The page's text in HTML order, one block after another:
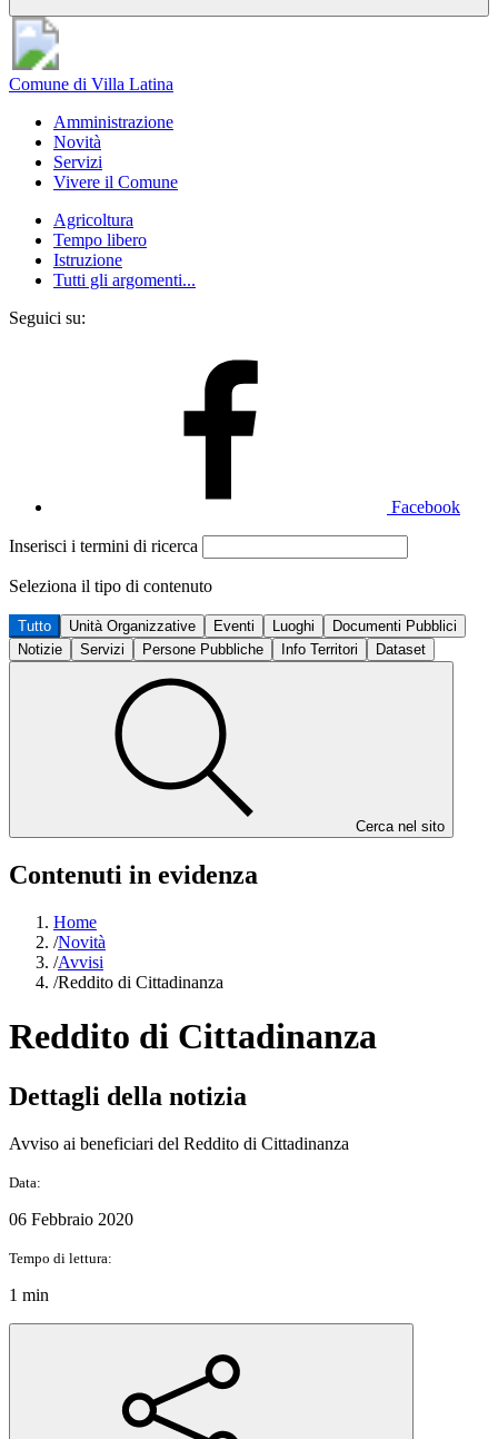
Comune di Villa Latina
Amministrazione
Novità
Servizi
Vivere il Comune
Agricoltura
Tempo libero
Istruzione
Tutti gli argomenti...
Seguici su:
Facebook
Inserisci i termini di ricerca
Seleziona il tipo di contenuto
Tutto Unità Organizzative Eventi Luoghi
Documenti Pubblici
Notizie
Servizi Persone Pubbliche Info Territori Dataset
Cerca nel sito
Contenuti in evidenza
Home
/Novità
/Avvisi
/Reddito di Cittadinanza
Reddito di Cittadinanza
Dettagli della notizia
Avviso ai beneficiari del Reddito di Cittadinanza
Data:
06 Febbraio 2020
Tempo di lettura:
1 min